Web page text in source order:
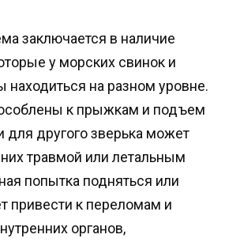
заключается в наличие
у морских свинок и
на разном уровне.
к прыжкам и подъем
для другого зверька может
травмой или летальным
попытка подняться или
привести к переломам и
органов,